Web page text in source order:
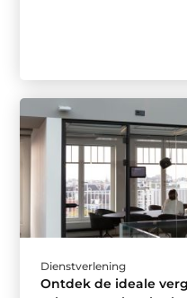
Dienstverlening
Ontdek de ideale